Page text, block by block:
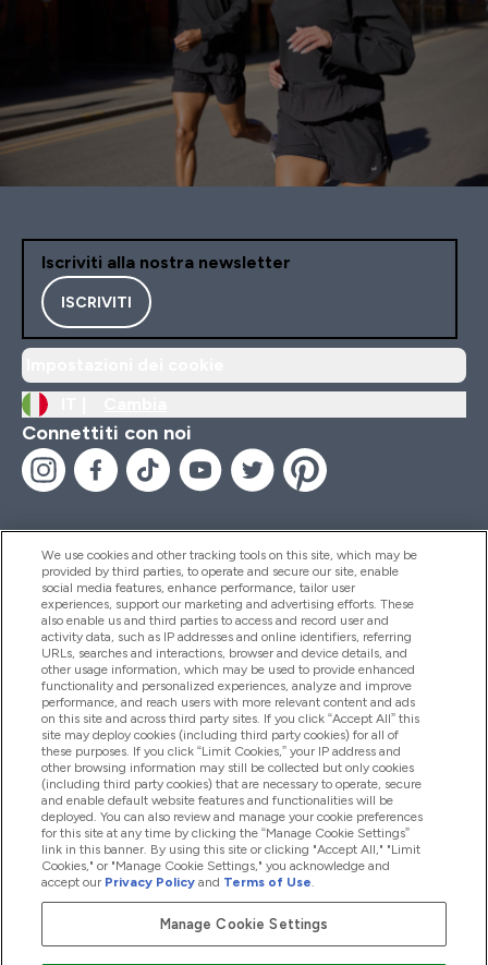
Iscriviti alla nostra newsletter
ISCRIVITI
Connettiti con noi
Aiuto & Informazioni
Prodotti
Chi Siamo
Fedeltà & Premi
2026 The Hut.com Ltd
We use cookies and other tracking tools on this site, which may be
provided by third parties, to operate and secure our site, enable
social media features, enhance performance, tailor user
experiences, support our marketing and advertising efforts. These
also enable us and third parties to access and record user and
activity data, such as IP addresses and online identifiers, referring
URLs, searches and interactions, browser and device details, and
other usage information, which may be used to provide enhanced
functionality and personalized experiences, analyze and improve
performance, and reach users with more relevant content and ads
on this site and across third party sites. If you click “Accept All” this
site may deploy cookies (including third party cookies) for all of
these purposes. If you click “Limit Cookies,” your IP address and
other browsing information may still be collected but only cookies
(including third party cookies) that are necessary to operate, secure
and enable default website features and functionalities will be
deployed. You can also review and manage your cookie preferences
for this site at any time by clicking the “Manage Cookie Settings”
link in this banner. By using this site or clicking "Accept All," "Limit
Cookies," or "Manage Cookie Settings," you acknowledge and
accept our Privacy Policy and Terms of Use.
Manage Cookie Settings